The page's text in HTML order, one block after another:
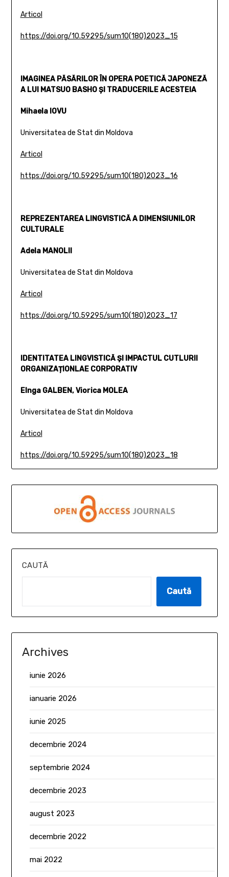
Articol
https://doi.org/10.59295/sum10(180)2023_15
IMAGINEA PĂSĂRILOR ÎN OPERA POETICĂ JAPONEZĂ
A LUI MATSUO BASHO ȘI TRADUCERILE ACESTEIA
Mihaela IOVU
Universitatea de Stat din Moldova
Articol
https://doi.org/10.59295/sum10(180)2023_16
REPREZENTAREA LINGVISTICĂ A DIMENSIUNILOR
CULTURALE
Adela MANOLII
Universitatea de Stat din Moldova
Articol
https://doi.org/10.59295/sum10(180)2023_17
IDENTITATEA LINGVISTICĂ ȘI IMPACTUL CUTLURII
ORGANIZAȚIONLAE CORPORATIV
EInga GALBEN, Viorica MOLEA
Universitatea de Stat din Moldova
Articol
https://doi.org/10.59295/sum10(180)2023_18
CAUTĂ
Caută
Archives
iunie 2026
ianuarie 2026
iunie 2025
decembrie 2024
septembrie 2024
decembrie 2023
august 2023
decembrie 2022
mai 2022